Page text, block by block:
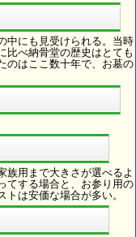
中にも見受けられる。当時
比べ納骨堂の歴史はとても
のはここ数十年で、お墓の
族用まで大きさが選べるよ
てする場合と、お参り用の
は安価な場合が多い。